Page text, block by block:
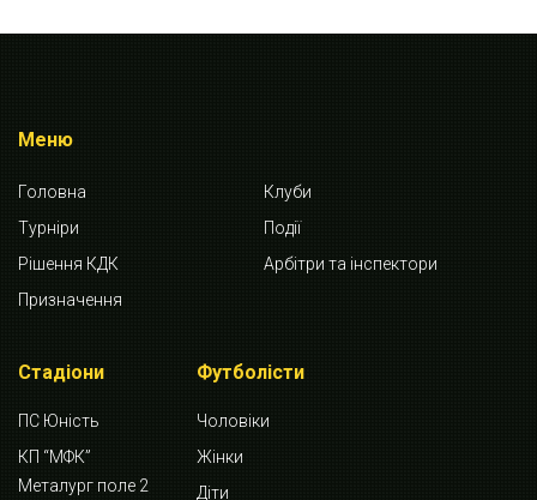
Меню
Головна
Клуби
Турніри
Події
Рішення КДК
Арбітри та інспектори
Призначення
Стадіони
ПС Юність
КП “МФК”
Металург поле 2
Футболісти
Чоловіки
Жінки
Діти